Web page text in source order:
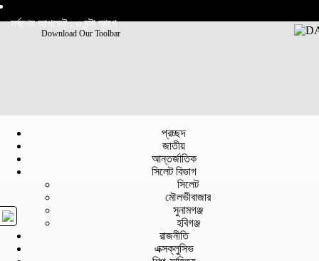
সর্বশেষ আপডেট : ৩ ঘন্টা আগে
Download Our Toolbar
প্রচ্ছদ
জাতীয়
আন্তর্জাতিক
সিলেট বিভাগ
সিলেট
মৌলভীবাজার
সুনামগঞ্জ
হবিগঞ্জ
রাজনীতি
এক্সক্লুসিভ